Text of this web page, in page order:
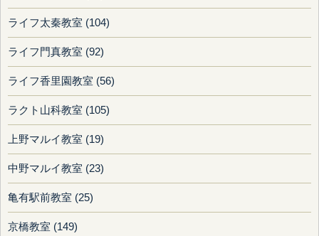
ライフ太秦教室 (104)
ライフ門真教室 (92)
ライフ香里園教室 (56)
ラクト山科教室 (105)
上野マルイ教室 (19)
中野マルイ教室 (23)
亀有駅前教室 (25)
京橋教室 (149)